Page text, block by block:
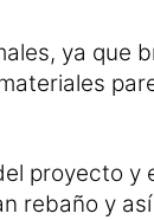
ya que
proyecto y
rebaño y